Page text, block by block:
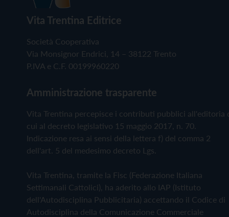
Vita Trentina Editrice
Società Cooperativa
Via Monsignor Endrici, 14 – 38122 Trento
P.IVA e C.F. 00199960220
Amministrazione trasparente
Vita Trentina percepisce i contributi pubblici all'editoria
cui al decreto legislativo 15 maggio 2017, n. 70.
Indicazione resa ai sensi della lettera f) del comma 2
dell'art. 5 del medesimo decreto Lgs.
Vita Trentina, tramite la Fisc (Federazione Italiana
Settimanali Cattolici), ha aderito allo IAP (Istituto
dell'Autodisciplina Pubblicitaria) accettando il Codice di
Autodisciplina della Comunicazione Commerciale